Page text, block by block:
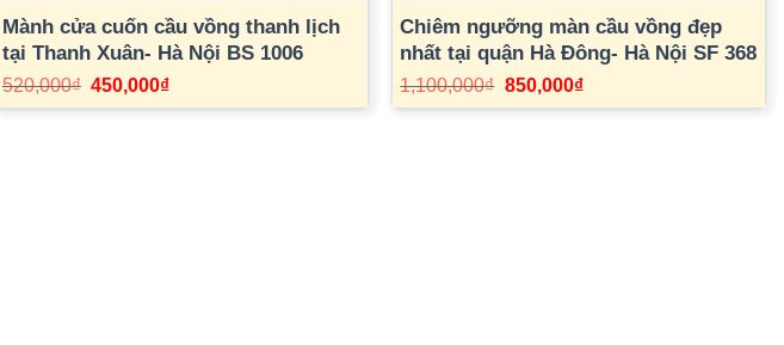
Mành cửa cuốn cầu vồng thanh lịch
tại Thanh Xuân- Hà Nội BS 1006
520,000₫ Giá
450,000₫Giá
Chiêm ngưỡng màn cầu vồng đẹp
nhất tại quận Hà Đông- Hà Nội SF 368
1,100,000₫ Giá
850,000₫Giá